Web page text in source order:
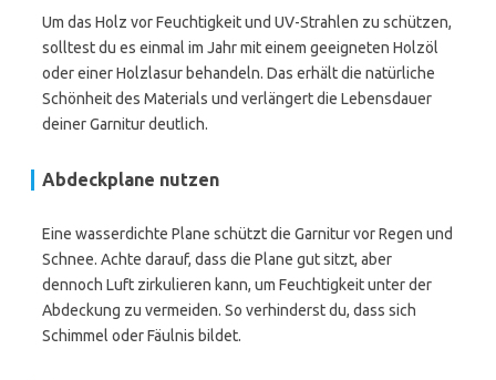
Um das Holz vor Feuchtigkeit und UV-Strahlen zu schützen,
solltest du es einmal im Jahr mit einem geeigneten Holzöl
oder einer Holzlasur behandeln. Das erhält die natürliche
Schönheit des Materials und verlängert die Lebensdauer
deiner Garnitur deutlich.
Abdeckplane nutzen
Eine wasserdichte Plane schützt die Garnitur vor Regen und
Schnee. Achte darauf, dass die Plane gut sitzt, aber
dennoch Luft zirkulieren kann, um Feuchtigkeit unter der
Abdeckung zu vermeiden. So verhinderst du, dass sich
Schimmel oder Fäulnis bildet.